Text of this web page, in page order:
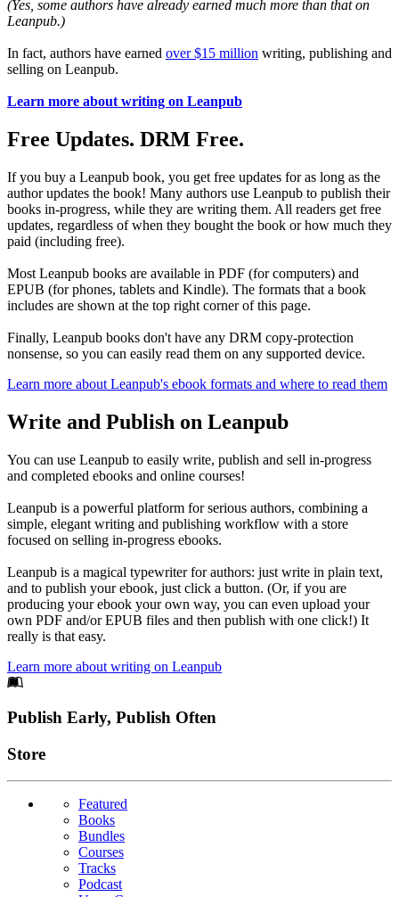
(Yes, some authors have already earned much more than that on
Leanpub.)
In fact, authors have earned over $15 million writing, publishing and
selling on Leanpub.
Learn more about writing on Leanpub
Free Updates. DRM Free.
If you buy a Leanpub book, you get free updates for as long as the
author updates the book! Many authors use Leanpub to publish their
books in-progress, while they are writing them. All readers get free
updates, regardless of when they bought the book or how much they
paid (including free).
Most Leanpub books are available in PDF (for computers) and
EPUB (for phones, tablets and Kindle). The formats that a book
includes are shown at the top right corner of this page.
Finally, Leanpub books don't have any DRM copy-protection
nonsense, so you can easily read them on any supported device.
Learn more about Leanpub's ebook formats and where to read them
Write and Publish on Leanpub
You can use Leanpub to easily write, publish and sell in-progress
and completed ebooks and online courses!
Leanpub is a powerful platform for serious authors, combining a
simple, elegant writing and publishing workflow with a store
focused on selling in-progress ebooks.
Leanpub is a magical typewriter for authors: just write in plain text,
and to publish your ebook, just click a button. (Or, if you are
producing your ebook your own way, you can even upload your
own PDF and/or EPUB files and then publish with one click!) It
really is that easy.
Learn more about writing on Leanpub
Footer
Publish Early, Publish Often
Links
Store
Featured
Books
Bundles
Courses
Tracks
Podcast